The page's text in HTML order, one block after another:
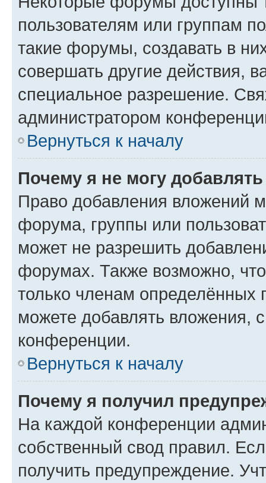
пользователям или группам
такие форумы, создавать в
совершать другие действия,
специальное разрешение.
администратором
Вернуться к началу
Почему я не могу
Право добавления вложений
форума, группы или
может не разрешить
форумах. Также возможно,
только членам определённых
можете добавлять вложения,
конференции.
Вернуться к началу
Почему я получил
На каждой конференции
собственный свод правил.
получить предупреждение.